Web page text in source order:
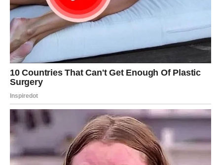
U vezi dolazi do dubokog povezivanja, ali i mogućeg
razotkrivanja iluzija.
Ako ste idealizovali nekoga – danas vidite realnost.
Slobodne Ribe mogu doživeti romantičan susret koji
deluje kao sudbina.
Ovo je dan kada birate između sna i istine – i konačno
vidite šta je stvarno.